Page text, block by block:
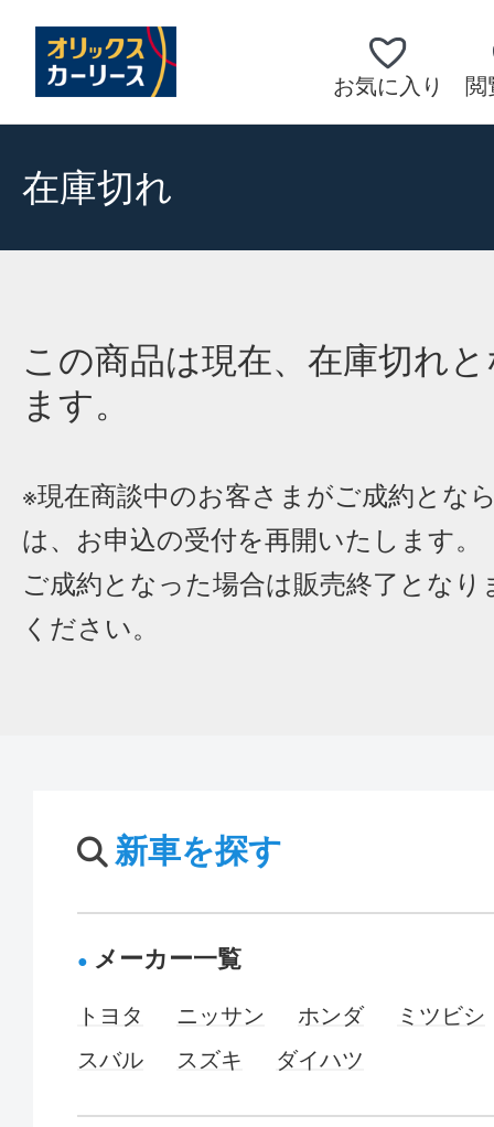
お気に入り 閲
在庫切れ
この商品は現在、在庫切れ
ます。
※現在商談中のお客さまがご成約とな
は、お申込の受付を再開いたします。
ご成約となった場合は販売終了となり
ください。
新車を探す
メーカー一覧
トヨタ ニッサン ホンダ
ミツビシ
スバル
スズキ ダイハツ